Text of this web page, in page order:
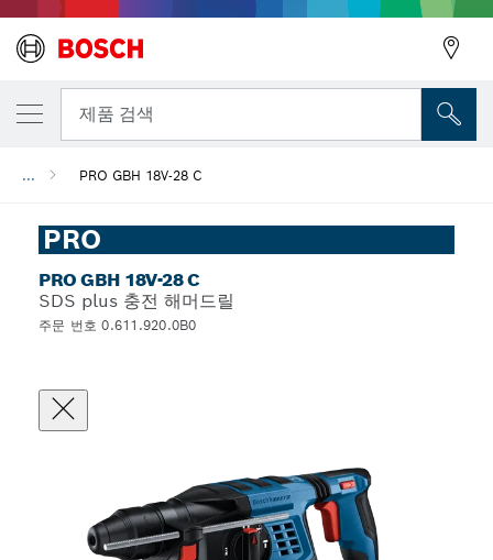
제품 검색
... PRO GBH 18V-28 C
PRO
PRO GBH 18V-28 C
SDS plus 충전 해머드릴
주문 번호 0.611.920.0B0